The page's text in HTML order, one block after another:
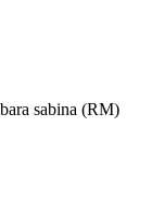
sabina (RM)